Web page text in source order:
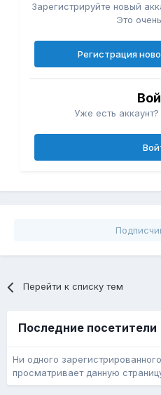
Зарегистрируйте новый
Это
Регистрация
Уже есть
Перейти к списку тем
Последние посетители
Ни одного
просматривает данную